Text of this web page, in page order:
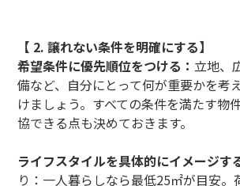
【 2. 譲れない条件を明確にする】
希望条件に優先順位をつける：立地、
備など、自分にとって何が重要かを考
けましょう。すべての条件を満たす物
協できる点も決めておきます。
ライフスタイルを具体的にイメージす
り：一人暮らしなら最低25㎡が目安。